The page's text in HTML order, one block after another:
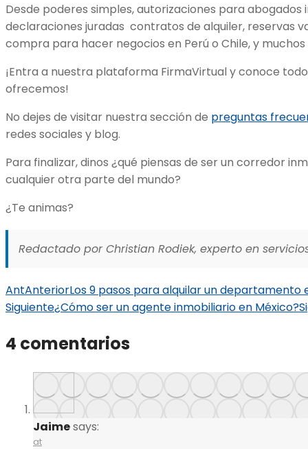
Desde poderes simples, autorizaciones para abogados
declaraciones juradas contratos de alquiler, reservas
compra para hacer negocios en Perú o Chile, y
¡Entra a nuestra plataforma FirmaVirtual y conoce
ofrecemos!
No dejes de visitar nuestra sección de preguntas
redes sociales y blog.
Para finalizar, dinos ¿qué piensas de ser un corredor
cualquier otra parte del mundo?
¿Te animas?
Redactado por Christian Rodiek, experto en
AntAnteriorLos 9 pasos para alquilar un departamento
Siguiente¿Cómo ser un agente inmobiliario en México?
4 comentarios
Jaimesays:
at